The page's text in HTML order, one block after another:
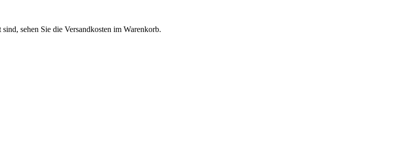
sehen Sie die Versandkosten im Warenkorb.